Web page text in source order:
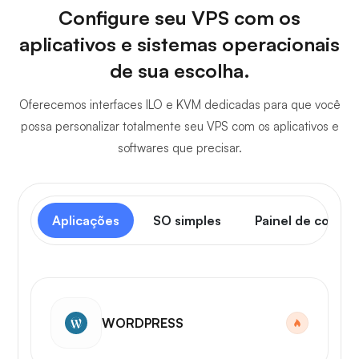
Configure seu VPS com os
aplicativos e sistemas operacionais
de sua escolha.
Oferecemos interfaces ILO e KVM dedicadas para que você
possa personalizar totalmente seu VPS com os aplicativos e
softwares que precisar.
Aplicações SO simples Painel de
WORDPRESS